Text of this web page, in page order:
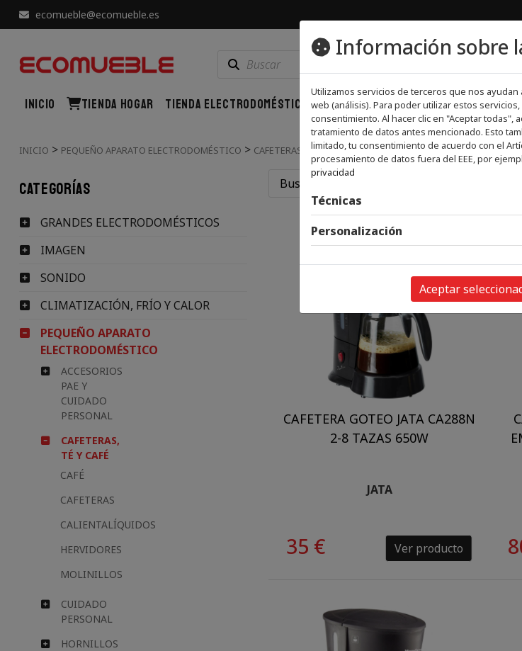
ecomueble@ecomueble.es
INICIO TIENDA HOGAR TIENDA ELECTRODOMÉSTICOS EMPRESA CONTACTO
INICIO > PEQUEÑO APARATO ELECTRODOMÉSTICO > CAFETERAS, TÉ Y CAFÉ
Categorías
GRANDES ELECTRODOMÉSTICOS
IMAGEN
SONIDO
CLIMATIZACIÓN, FRÍO Y CALOR
PEQUEÑO APARATO
ELECTRODOMÉSTICO
ACCESORIOS
PAE Y
CUIDADO
PERSONAL
CAFETERAS,
TÉ Y CAFÉ
CAFÉ
CAFETERAS
CALIENTALÍQUIDOS
HERVIDORES
MOLINILLOS
CUIDADO
PERSONAL
HORNILLOS
CAFETERA GOTEO JATA CA288N
2-8 TAZAS 650W
JATA
35 € Ver producto
Información sobre
Utilizamos servicios de terceros que nos
web (análisis). Para poder utilizar estos
consentimiento. Al hacer clic en "Aceptar todas",
tratamiento de datos antes mencionado. Esto
limitado, tu consentimiento de acuerdo con el
procesamiento de datos fuera del EEE, por
privacidad
Técnicas
Personalización
Aceptar